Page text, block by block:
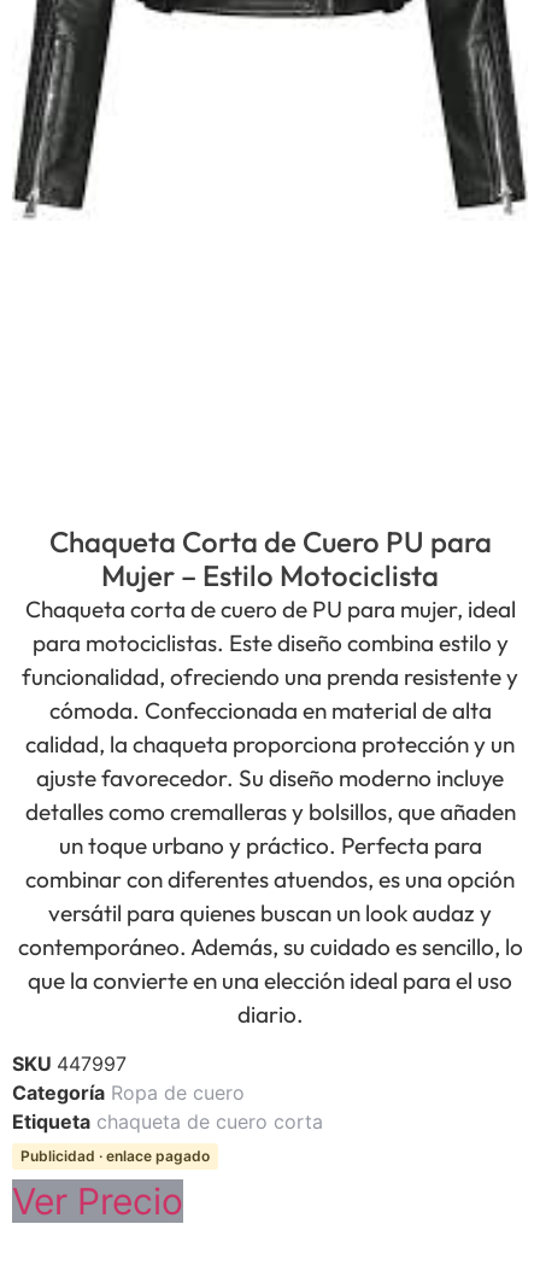
Chaqueta Corta de Cuero PU para
Mujer – Estilo Motociclista
Chaqueta corta de cuero de PU para mujer, ideal
para motociclistas. Este diseño combina estilo y
funcionalidad, ofreciendo una prenda resistente y
cómoda. Confeccionada en material de alta
calidad, la chaqueta proporciona protección y un
ajuste favorecedor. Su diseño moderno incluye
detalles como cremalleras y bolsillos, que añaden
un toque urbano y práctico. Perfecta para
combinar con diferentes atuendos, es una opción
versátil para quienes buscan un look audaz y
contemporáneo. Además, su cuidado es sencillo, lo
que la convierte en una elección ideal para el uso
diario.
SKU 447997
Categoría Ropa de cuero
Etiqueta chaqueta de cuero corta
Publicidad · enlace pagado
Ver Precio